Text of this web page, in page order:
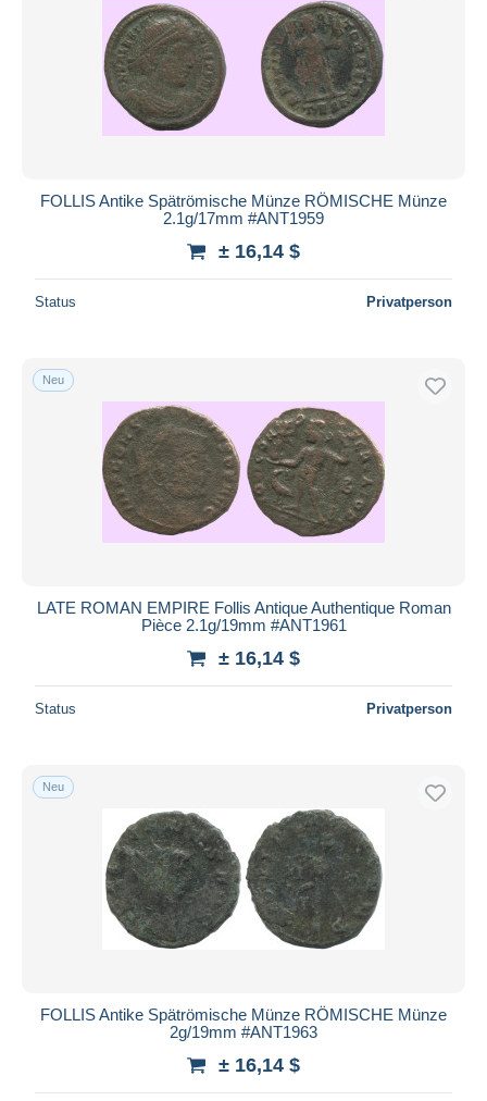
FOLLIS Antike Spätrömische Münze RÖMISCHE Münze
2.1g/17mm #ANT1959
± 16,14 $
Status Privatperson
Neu
LATE ROMAN EMPIRE Follis Antique Authentique Roman
Pièce 2.1g/19mm #ANT1961
± 16,14 $
Status Privatperson
Neu
FOLLIS Antike Spätrömische Münze RÖMISCHE Münze
2g/19mm #ANT1963
± 16,14 $